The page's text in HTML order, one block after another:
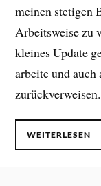
meinen stetigen
Arbeitsweise zu
kleines Update
arbeite und auch
zurückverweisen.
WEITERLESEN